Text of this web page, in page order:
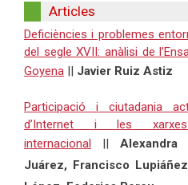
Articles
Deficiències i problemes
del segle XVII: anàlisi de
Goyena || Javier Ruiz Astiz
Participació i ciutadania
d’Internet i les
internacional
Alexandra
Juárez, Francisco